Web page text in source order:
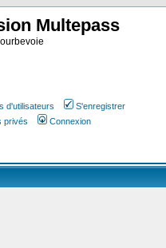
Multepass
d'utilisateurs
S'enregistrer
privés Connexion